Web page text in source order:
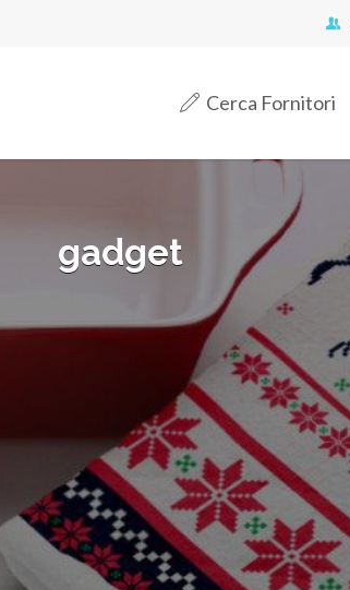
Cerca Fornitori
gadget